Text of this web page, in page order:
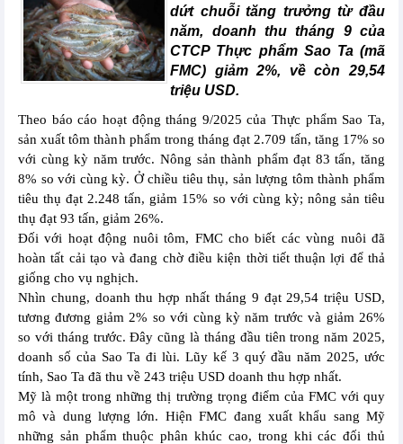
dứt chuỗi tăng trưởng từ đầu
năm, doanh thu tháng 9 của
CTCP Thực phẩm Sao Ta (mã
FMC) giảm 2%, về còn 29,54
triệu USD.
Theo báo cáo hoạt động tháng 9/2025 của Thực phẩm Sao Ta,
sản xuất tôm thành phẩm trong tháng đạt 2.709 tấn, tăng 17% so
với cùng kỳ năm trước. Nông sản thành phẩm đạt 83 tấn, tăng
8% so với cùng kỳ. Ở chiều tiêu thụ, sản lượng tôm thành phẩm
tiêu thụ đạt 2.248 tấn, giảm 15% so với cùng kỳ; nông sản tiêu
thụ đạt 93 tấn, giảm 26%.
Đối với hoạt động nuôi tôm, FMC cho biết các vùng nuôi đã
hoàn tất cải tạo và đang chờ điều kiện thời tiết thuận lợi để thả
giống cho vụ nghịch.
Nhìn chung, doanh thu hợp nhất tháng 9 đạt 29,54 triệu USD,
tương đương giảm 2% so với cùng kỳ năm trước và giảm 26%
so với tháng trước. Đây cũng là tháng đầu tiên trong năm 2025,
doanh số của Sao Ta đi lùi. Lũy kế 3 quý đầu năm 2025, ước
tính, Sao Ta đã thu về 243 triệu USD doanh thu hợp nhất.
Mỹ là một trong những thị trường trọng điểm của FMC với quy
mô và dung lượng lớn. Hiện FMC đang xuất khẩu sang Mỹ
những sản phẩm thuộc phân khúc cao, trong khi các đối thủ